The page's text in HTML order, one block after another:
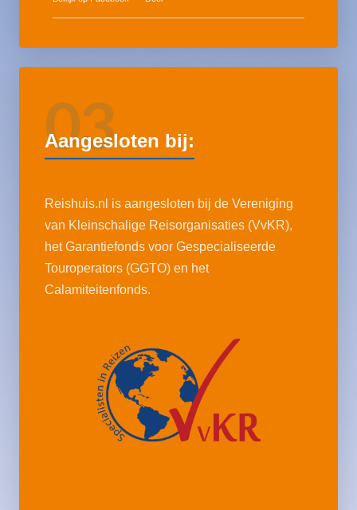
03
Aangesloten bij:
Reishuis.nl is aangesloten bij de Vereniging
van Kleinschalige Reisorganisaties (VvKR),
het Garantiefonds voor Gespecialiseerde
Touroperators (GGTO) en het
Calamiteitenfonds.